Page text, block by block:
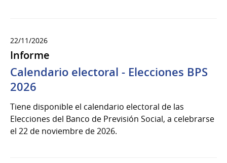
22/11/2026
Informe
Calendario electoral - Elecciones BPS
2026
Tiene disponible el calendario electoral de las
Elecciones del Banco de Previsión Social, a celebrarse
el 22 de noviembre de 2026.